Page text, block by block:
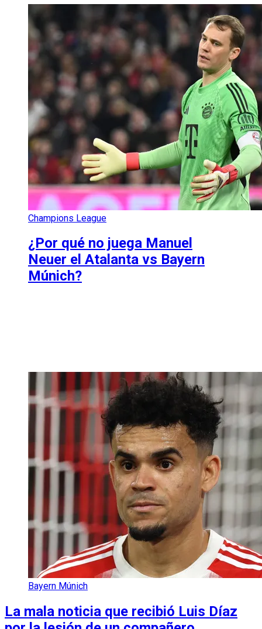
Champions League
¿Por qué no juega Manuel
Neuer el Atalanta vs Bayern
Múnich?
Bayern Múnich
La mala noticia que recibió Luis Díaz